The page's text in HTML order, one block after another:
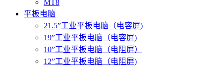
MT8
平板电脑
21.5”工业平板电脑（电容屏)
19”工业平板电脑（电容屏)
10”工业平板电脑（电阻屏）
12”工业平板电脑（电阻屏)